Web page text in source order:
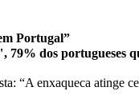
Portugal”
dos portugueses